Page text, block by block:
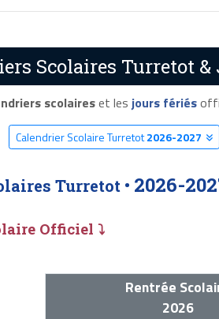
Scolaires Turretot &
scolaireset les jours fériés
Calendrier Scolaire Turretot2026-2027
Turretot • 2026-
Officiel ⤵
Rentrée
2026